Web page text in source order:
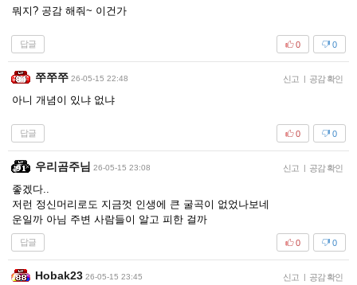
뭐지? 공감 해줘~ 이건가
답글 0
0
쭈쭈쭈 26-05-15 22:48 신고 | 공감 확인
아니 개념이 있냐 없냐
답글 0
0
우리곰주님 26-05-15 23:08 신고 | 공감 확인
좋겠다..
저런 정신머리로도 지금껏 인생에 큰 굴곡이 없었나보네
운일까 아님 주변 사람들이 알고 피한 걸까
답글 0
0
Hobak23 26-05-15 23:45 신고 | 공감 확인